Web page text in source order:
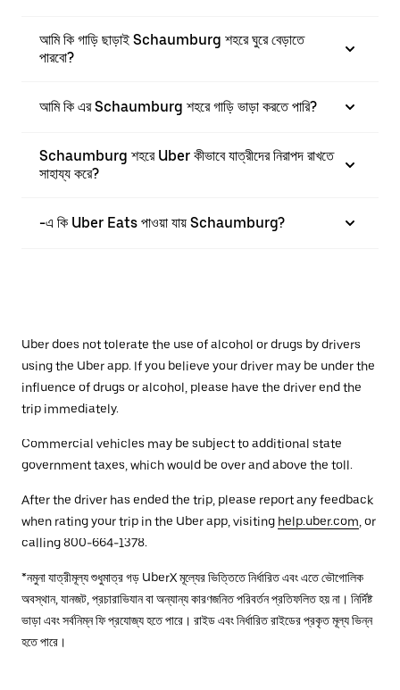
আমি কি গাড়ি ছাড়াই Schaumburg শহরে ঘুরে বেড়াতে
পারবো?
আমি কি এর Schaumburg শহরে গাড়ি ভাড়া করতে পারি?
Schaumburg শহরে Uber কীভাবে যাত্রীদের নিরাপদ রাখতে
সাহায্য করে?
-এ কি Uber Eats পাওয়া যায় Schaumburg?
Uber does not tolerate the use of alcohol or drugs by drivers
using the Uber app. If you believe your driver may be under the
influence of drugs or alcohol, please have the driver end the
trip immediately.
Commercial vehicles may be subject to additional state
government taxes, which would be over and above the toll.
After the driver has ended the trip, please report any feedback
when rating your trip in the Uber app, visiting help.uber.com , or
calling 800-664-1378.
*নমুনা যাত্রীমূল্য শুধুমাত্র গড় UberX মূল্যের ভিত্তিতে নির্ধারিত এবং এতে ভৌগোলিক
অবস্থান, যানজট, প্রচারাভিযান বা অন্যান্য কারণজনিত পরিবর্তন প্রতিফলিত হয় না। নির্দিষ্ট
ভাড়া এবং সর্বনিম্ন ফি প্রযোজ্য হতে পারে। রাইড এবং নির্ধারিত রাইডের প্রকৃত মূল্য ভিন্ন
হতে পারে।